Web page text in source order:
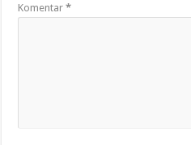
Komentar*